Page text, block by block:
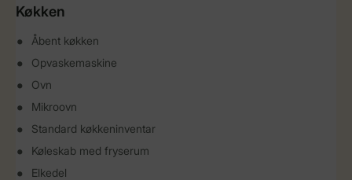
Køkken
Åbent køkken
Opvaskemaskine
Ovn
Mikroovn
Standard køkkeninventar
Køleskab med fryserum
Elkedel